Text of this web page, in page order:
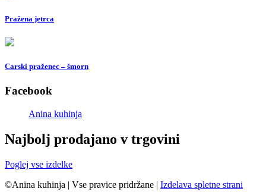
Pražena jetrca
Carski praženec – šmorn
Facebook
Anina kuhinja
Najbolj prodajano v trgovini
Poglej vse izdelke
©Anina kuhinja | Vse pravice pridržane | Izdelava spletne strani